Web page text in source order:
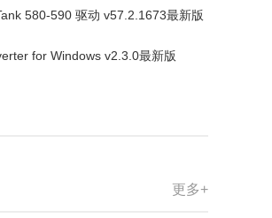
580-590 驱动 v57.2.1673最新版
for Windows v2.3.0最新版
更多+